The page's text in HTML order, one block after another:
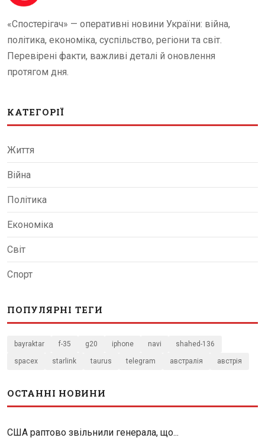
«Спостерігач» — оперативні новини України: війна,
політика, економіка, суспільство, регіони та світ.
Перевірені факти, важливі деталі й оновлення
протягом дня.
КАТЕГОРІЇ
Життя
Війна
Політика
Економіка
Світ
Спорт
ПОПУЛЯРНІ ТЕГИ
bayraktar f-35 g20 iphone navi shahed-136
spacex starlink taurus telegram австралія австрія
ОСТАННІ НОВИНИ
США раптово звільнили генерала, що...